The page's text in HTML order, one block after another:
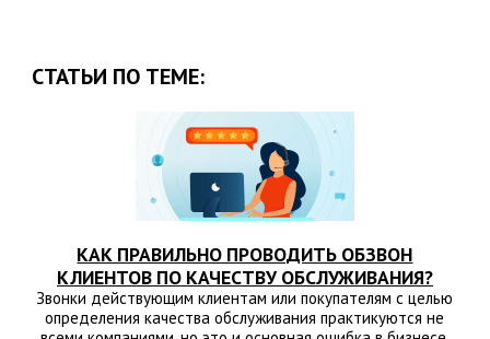
СТАТЬИ ПО ТЕМЕ:
КАК ПРАВИЛЬНО ПРОВОДИТЬ ОБЗВОН
КЛИЕНТОВ ПО КАЧЕСТВУ ОБСЛУЖИВАНИЯ?
Звонки действующим клиентам или покупателям с целью
определения качества обслуживания практикуются не